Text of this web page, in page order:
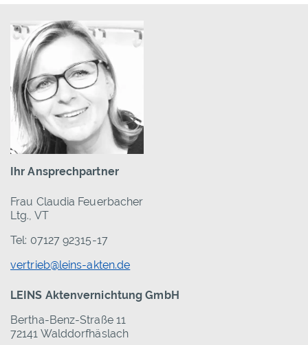
Ihr Ansprechpartner
Frau Claudia Feuerbacher
Ltg., VT
Tel: 07127 92315-17
vertrieb@leins-akten.de
LEINS Aktenvernichtung GmbH
Bertha-Benz-Straße 11
72141 Walddorfhäslach